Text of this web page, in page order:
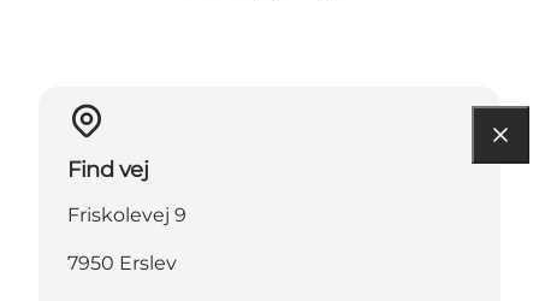
Find vej
Friskolevej 9
7950 Erslev